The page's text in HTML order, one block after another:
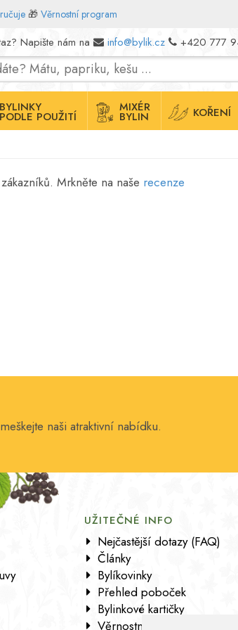
🎁 Věrnostní program
Napište nám na info@bylik.cz +420 777
BYLINKY
PODLE POUŽITÍ
MIXÉR
BYLIN KOŘENÍ
Mrkněte na naše recenze
naši atraktivní nabídku.
UŽITEČNÉ INFO
Nejčastější dotazy (FAQ)
Články
Bylíkovinky
Přehled poboček
Bylinkové kartičky
Věrnostní program